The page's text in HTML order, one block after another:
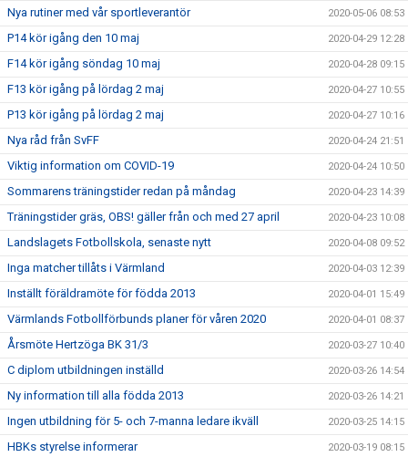
Nya rutiner med vår sportleverantör 2020-05-06 08:53
P14 kör igång den 10 maj 2020-04-29 12:28
F14 kör igång söndag 10 maj 2020-04-28 09:15
F13 kör igång på lördag 2 maj 2020-04-27 10:55
P13 kör igång på lördag 2 maj 2020-04-27 10:16
Nya råd från SvFF 2020-04-24 21:51
Viktig information om COVID-19 2020-04-24 10:50
Sommarens träningstider redan på måndag 2020-04-23 14:39
Träningstider gräs, OBS! gäller från och med 27 april 2020-04-23 10:08
Landslagets Fotbollskola, senaste nytt 2020-04-08 09:52
Inga matcher tillåts i Värmland 2020-04-03 12:39
Inställt föräldramöte för födda 2013 2020-04-01 15:49
Värmlands Fotbollförbunds planer för våren 2020 2020-04-01 08:37
Årsmöte Hertzöga BK 31/3 2020-03-27 10:40
C diplom utbildningen inställd 2020-03-26 14:54
Ny information till alla födda 2013 2020-03-26 14:21
Ingen utbildning för 5- och 7-manna ledare ikväll 2020-03-25 14:15
HBKs styrelse informerar 2020-03-19 08:15